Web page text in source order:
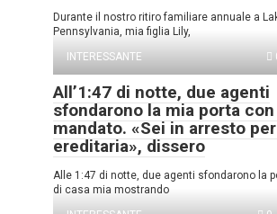
Durante il nostro ritiro familiare annuale a
Pennsylvania, mia figlia Lily,
INTERESSANTE
All’1:47 di notte, due agenti
sfondarono la mia porta con
mandato. «Sei in arresto
ereditaria», dissero
Alle 1:47 di notte, due agenti sfondarono la
di casa mia mostrando